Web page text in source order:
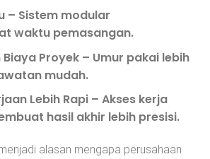
– Sistem modular
waktu pemasangan.
Proyek– Umur pakai lebih
mudah.
Lebih Rapi– Akses kerja
hasil akhir lebih presisi.
alasan mengapa perusahaan